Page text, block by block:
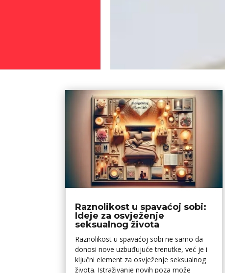
Raznolikost u spavaćoj sobi:
Ideje za osvježenje
seksualnog života
Raznolikost u spavaćoj sobi ne samo da
donosi nove uzbuđujuće trenutke, već je i
ključni element za osvježenje seksualnog
života. Istraživanje novih poza može